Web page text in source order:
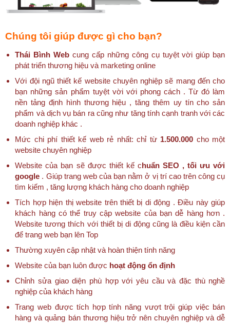
Chúng tôi giúp được gì cho bạn?
Thái Bình Web cung cấp những công cụ tuyệt vời giúp bạn
phát triển thương hiệu và marketing online
Với đội ngũ thiết kế website chuyên nghiệp sẽ mang đến cho
bạn những sản phẩm tuyệt vời với phong cách . Từ đó làm
nền tảng định hình thương hiệu , tăng thêm uy tín cho sản
phẩm và dịch vụ bán ra cũng như tăng tính cạnh tranh với các
doanh nghiệp khác .
Mức chi phí thiết kế web rẻ nhất: chỉ từ 1.500.000 cho một
website chuyên nghiệp
Website của bạn sẽ được thiết kế chuẩn SEO , tối ưu với
google . Giúp trang web của bạn nằm ở vị trí cao trên công cụ
tìm kiếm , tăng lượng khách hàng cho doanh nghiệp
Tích hợp hiện thị website trên thiết bị di động . Điều này giúp
khách hàng có thể truy cập website của bạn dễ hàng hơn .
Website tương thích với thiết bị di động cũng là điều kiện cần
để trang web bạn lên Top
Thường xuyên cập nhật và hoàn thiện tính năng
Website của bạn luôn được hoạt động ổn định
Chỉnh sửa giao diện phù hợp với yêu cầu và đặc thù nghề
nghiệp của khách hàng
Trang web được tích hợp tính năng vượt trội giúp việc bán
hàng và quảng bán thương hiệu trở nên chuyên nghiệp và dễ